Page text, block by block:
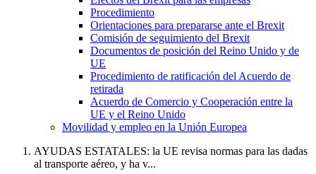
Procedimiento
Orientaciones para prepararse ante el Brexit
Comisión de seguimiento del Brexit
Documentos de posición del Reino Unido y de
UE
Procedimiento de ratificación del Acuerdo de
retirada
Acuerdo de Comercio y Cooperación entre la
UE y el Reino Unido
Movilidad y empleo en la Unión Europea
AYUDAS ESTATALES: la UE revisa normas para las dadas
al transporte aéreo, y ha v...